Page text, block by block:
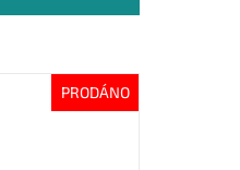
PRODÁNO